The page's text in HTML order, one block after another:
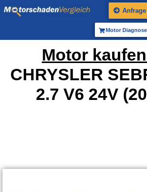
Motor
Motor
CHRYSLER
2.7 V6 24V